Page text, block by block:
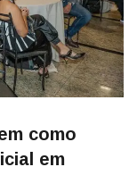
como
em